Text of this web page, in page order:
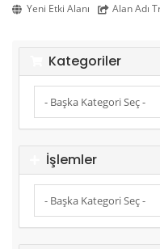
Yeni Etki Alanı Alan Adı
Kategoriler
İşlemler